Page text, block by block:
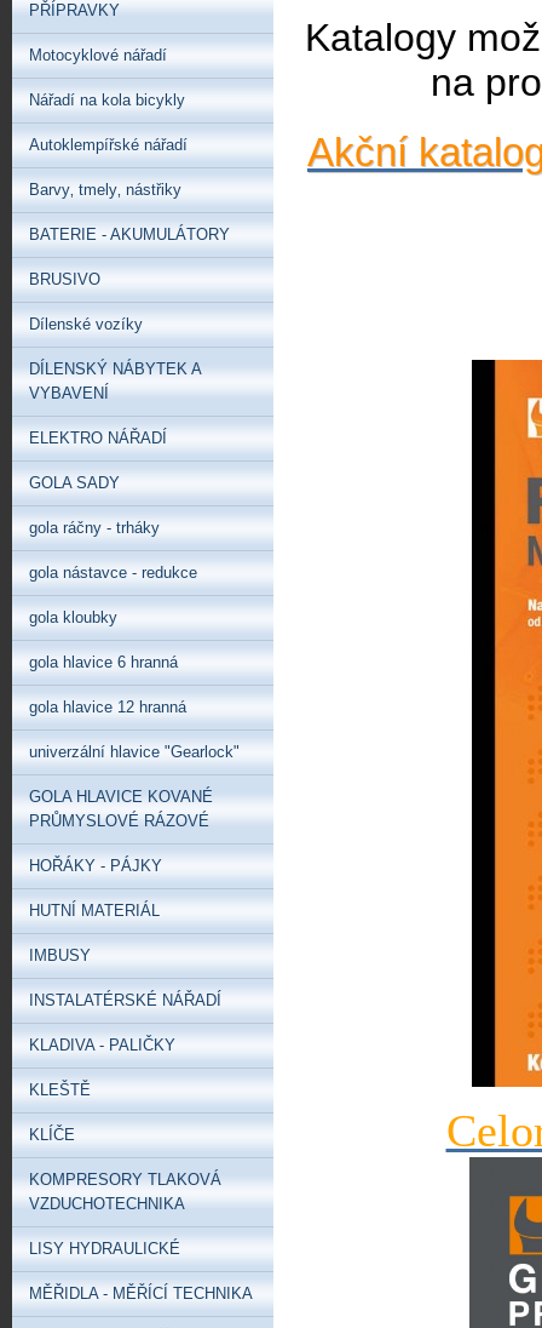
Katalogy
na
Akční
PŘÍPRAVKY
Motocyklové nářadí
Nářadí na kola bicykly
Autoklempířské nářadí
Barvy‚ tmely‚ nástřiky
BATERIE - AKUMULÁTORY
BRUSIVO
Dílenské vozíky
DÍLENSKÝ NÁBYTEK A
VYBAVENÍ
ELEKTRO NÁŘADÍ
GOLA SADY
gola ráčny - trháky
gola nástavce - redukce
gola kloubky
gola hlavice 6 hranná
gola hlavice 12 hranná
univerzální hlavice "Gearlock"
GOLA HLAVICE KOVANÉ
PRŮMYSLOVÉ RÁZOVÉ
HOŘÁKY - PÁJKY
HUTNÍ MATERIÁL
IMBUSY
INSTALATÉRSKÉ NÁŘADÍ
KLADIVA - PALIČKY
KLEŠTĚ
KLÍČE
KOMPRESORY TLAKOVÁ
VZDUCHOTECHNIKA
LISY HYDRAULICKÉ
MĚŘIDLA - MĚŘÍCÍ TECHNIKA